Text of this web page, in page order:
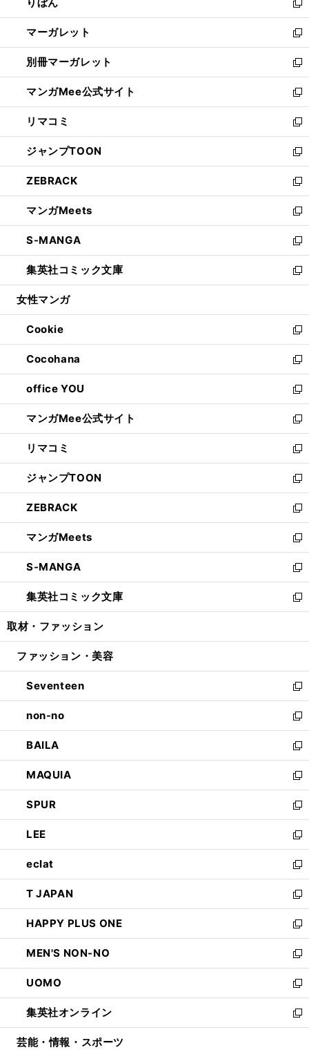
く
で
開
く
ド
ウ
で
開
く
ィ
ン
ド
ウ
で
開
く
りぼん
新
し
い
ウ
ィ
ン
ド
ウ
で
開
く
マーガレット
新
し
い
ウ
ィ
ン
ド
ウ
で
開
く
別冊マーガレット
新
し
い
ウ
ィ
ン
ド
ウ
で
開
く
マンガMee公式サイト
新
し
い
ウ
ィ
ン
ド
ウ
で
開
く
リマコミ
新
し
い
ウ
ィ
ン
ド
ウ
で
開
く
ジャンプTOON
新
し
い
ウ
ィ
ン
ド
ウ
で
開
ZEBRACK
新
し
い
ウ
ィ
ン
ド
ウ
開
く
マンガMeets
新
し
い
ウ
ィ
ン
ウ
で
開
く
S-MANGA
新
し
い
ウ
ン
ド
ウ
で
開
く
集英社コミック文庫
新
し
ウ
ィ
ン
ド
ウ
で
開
く
女性マンガ
Cookie
新
し
い
ウ
ィ
ン
ド
ウ
で
開
く
Cocohana
新
し
い
ウ
ィ
ン
ド
ウ
で
開
く
office YOU
新
し
い
ウ
ィ
ン
ド
ウ
で
開
く
マンガMee公式サイト
新
し
い
ウ
ィ
ン
ド
ウ
で
開
く
リマコミ
新
し
い
ウ
ィ
ン
ド
ウ
で
開
く
ジャンプTOON
新
し
い
ウ
ィ
ン
ド
ウ
で
開
ZEBRACK
新
し
い
ウ
ィ
ン
ド
ウ
開
マンガMeets
新
し
い
ウ
ィ
ン
ウ
開
く
S-MANGA
新
し
い
ウ
ン
ウ
で
開
く
集英社コミック文庫
新
し
ウ
ン
ド
ウ
で
開
く
取材・ファッション
ファッション・美容
Seventeen
新
し
い
ウ
ィ
ン
ド
ウ
で
開
く
non-no
新
し
い
ウ
ィ
ン
ド
ウ
で
開
く
BAILA
新
し
い
ウ
ィ
ン
ド
ウ
で
開
く
MAQUIA
新
し
い
ウ
ィ
ン
ド
ウ
で
開
く
SPUR
新
し
い
ウ
ィ
ン
ド
ウ
で
開
く
LEE
新
し
い
ウ
ィ
ン
ド
ウ
で
開
く
eclat
新
し
い
ウ
ィ
ン
ド
ウ
で
開
く
T JAPAN
新
し
い
ウ
ィ
ン
ド
ウ
で
開
HAPPY PLUS ONE
新
し
い
ウ
ィ
ン
ド
ウ
MEN'S NON-NO
新
し
い
ウ
ィ
ン
UOMO
新
し
い
ウ
集英社オンライン
新
し
芸能・情報・スポーツ